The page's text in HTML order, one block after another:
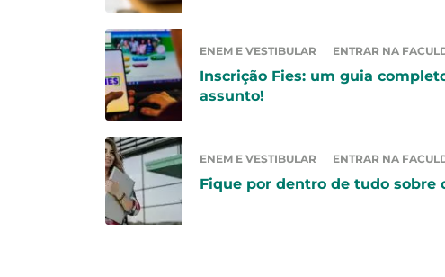
ENEM E VESTIBULAR ENTRAR NA
Inscrição Fies: um guia
assunto!
ENEM E VESTIBULAR ENTRAR NA
Fique por dentro de tudo sobre